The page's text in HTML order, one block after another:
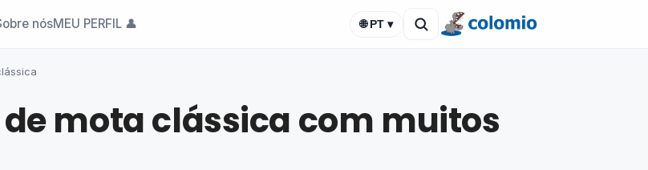
nósMEU PERFIL 👤 🌐 PT ▾
mota clássica com muitos